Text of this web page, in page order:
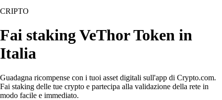
CRIPTO
Fai staking VeThor Token in
Italia
Guadagna ricompense con i tuoi asset digitali sull'app di Crypto.com.
Fai staking delle tue crypto e partecipa alla validazione della rete in
modo facile e immediato.